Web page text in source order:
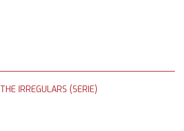
THE IRREGULARS (SERIE)